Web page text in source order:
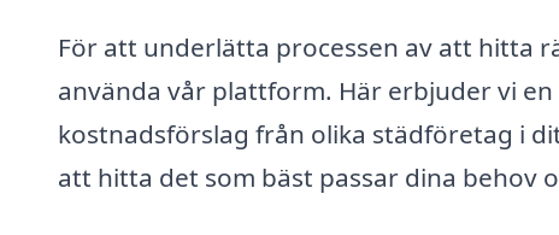
För att underlätta processen av att hitta
använda vår plattform. Här erbjuder vi
kostnadsförslag från olika städföretag i
att hitta det som bäst passar dina behov